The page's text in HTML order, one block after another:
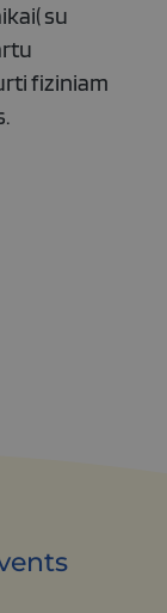
su
fiziniam